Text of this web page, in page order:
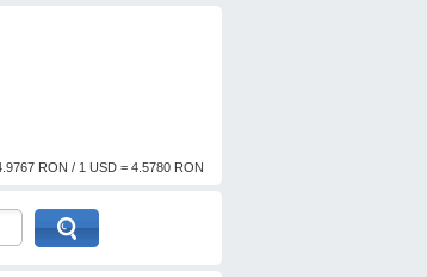
RON / 1 USD = 4.5780 RON